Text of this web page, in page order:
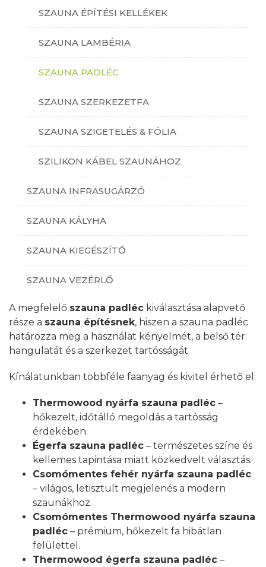
SZAUNA ÉPÍTÉSI KELLÉKEK
SZAUNA LAMBÉRIA
SZAUNA PADLÉC
SZAUNA SZERKEZETFA
SZAUNA SZIGETELÉS & FÓLIA
SZILIKON KÁBEL SZAUNÁHOZ
SZAUNA INFRASUGÁRZÓ
SZAUNA KÁLYHA
SZAUNA KIEGÉSZÍTŐ
SZAUNA VEZÉRLŐ
A megfelelő szauna padléc kiválasztása alapvető
része a szauna építésnek, hiszen a szauna padléc
határozza meg a használat kényelmét, a belső tér
hangulatát és a szerkezet tartósságát.
Kínálatunkban többféle faanyag és kivitel érhető el:
Thermowood nyárfa szauna padléc –
hőkezelt, időtálló megoldás a tartósság
érdekében.
Égerfa szauna padléc – természetes színe és
kellemes tapintása miatt közkedvelt választás.
Csomómentes fehér nyárfa szauna padléc
– világos, letisztult megjelenés a modern
szaunákhoz.
Csomómentes Thermowood nyárfa szauna
padléc – prémium, hőkezelt fa hibátlan
felülettel.
Thermowood égerfa szauna padléc –